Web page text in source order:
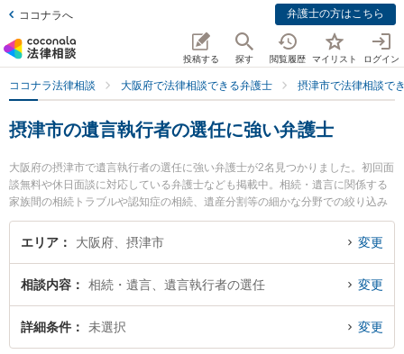
ココナラへ 弁護士の方はこちら
投稿する 探す 閲覧履歴 マイリスト ログイン
ココナラ法律相談 大阪府で法律相談できる弁護士 摂津市で法律相談で
摂津市の遺言執行者の選任に強い弁護士
大阪府の摂津市で遺言執行者の選任に強い弁護士が2名見つかりました。初回面
談無料や休日面談に対応している弁護士なども掲載中。相続・遺言に関係する
家族間の相続トラブルや認知症の相続、遺産分割等の細かな分野での絞り込み
検索もでき便利です。特に大阪北摂法律事務所の磯野 真弁護士や摂津法律事務
所の関谷 俊宏弁護士のプロフィール情報や弁護士費用、強みなどが注目されて
くの弁護士を検索したい』『初回相談無料で遺言執行者の選任を法律相談でき
る摂津市内の弁護士に相談予約したい』などでお困りの相談者さんにおすすめ
です。
エリア 大阪府、摂津市 変更
相談内容 相続・遺言、遺言執行者の選任 変更
詳細条件 未選択 変更